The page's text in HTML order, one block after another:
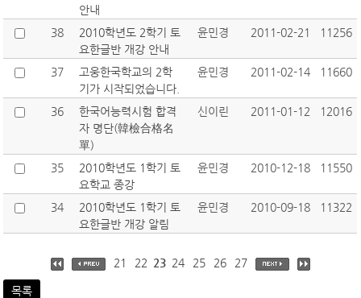
안내
38
2010학년도 2학기 토
요한글반 개강 안내
윤민경 2011-02-21 11256
37
고웅한국학교의 2학
기가 시작되었습니다.
윤민경 2011-02-14 11660
36
한국어능력시험 합격
자 명단(韓檢合格名
單)
신이린 2011-01-12 12016
35
2010학년도 1학기 토
요학교 종강
윤민경 2010-12-18 11550
34
2010학년도 1학기 토
요한글반 개강 알림
윤민경 2010-09-18 11322
21 22 23 24 25 26 27
목록